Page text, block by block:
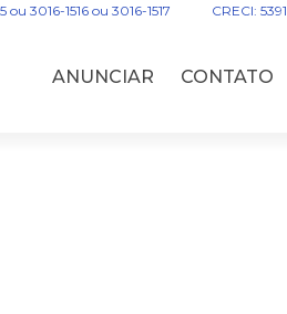
ou 3016-1516 ou 3016-1517 CRECI: 5391
ANUNCIAR CONTATO